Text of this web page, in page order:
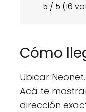
5 / 5 (16
Cómo
Ubicar
Acá te
dirección